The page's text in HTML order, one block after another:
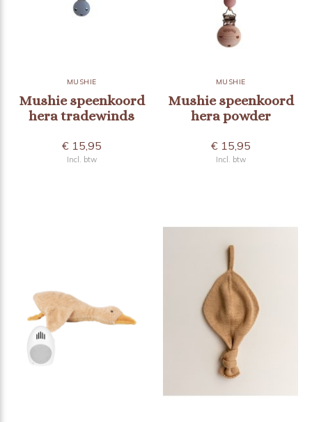
MUSHIE
Mushie speenkoord
hera tradewinds
€ 15,95
Incl. btw
MUSHIE
Mushie speenkoord
hera powder
€ 15,95
Incl. btw